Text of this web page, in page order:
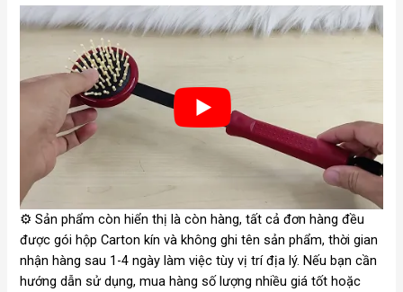
⚙️Sản phẩm còn hiển thị là còn hàng, tất cả đơn hàng đều
được gói hộp Carton kín và không ghi tên sản phẩm, thời gian
nhận hàng sau 1-4 ngày làm việc tùy vị trí địa lý. Nếu bạn cần
hướng dẫn sử dụng, mua hàng số lượng nhiều giá tốt hoặc